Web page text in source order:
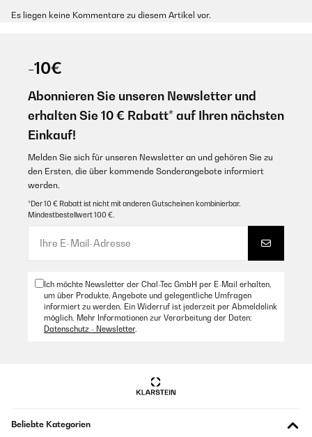
Es liegen keine Kommentare zu diesem Artikel vor.
-10€
Abonnieren Sie unseren Newsletter und
erhalten Sie 10 € Rabatt* auf Ihren nächsten
Einkauf!
Melden Sie sich für unseren Newsletter an und gehören Sie zu
den Ersten, die über kommende Sonderangebote informiert
werden.
*Der 10 € Rabatt ist nicht mit anderen Gutscheinen kombinierbar.
Mindestbestellwert 100 €.
Ich möchte Newsletter der Chal-Tec GmbH per E-Mail erhalten,
um über Produkte, Angebote und gelegentliche Umfragen
informiert zu werden. Ein Widerruf ist jederzeit per Abmeldelink
möglich. Mehr Informationen zur Verarbeitung der Daten:
Datenschutz - Newsletter.
Beliebte Kategorien